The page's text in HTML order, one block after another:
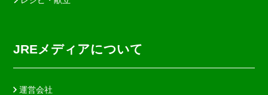
JREメディアについて
運営会社